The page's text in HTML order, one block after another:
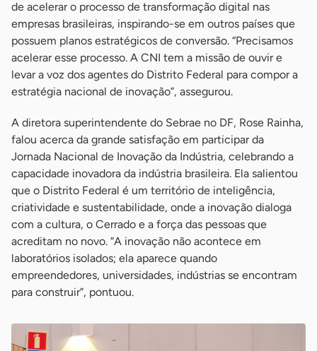
de acelerar o processo de transformação digital nas
empresas brasileiras, inspirando-se em outros países que
possuem planos estratégicos de conversão. “Precisamos
acelerar esse processo. A CNI tem a missão de ouvir e
levar a voz dos agentes do Distrito Federal para compor a
estratégia nacional de inovação”, assegurou.
A diretora superintendente do Sebrae no DF, Rose Rainha,
falou acerca da grande satisfação em participar da
Jornada Nacional de Inovação da Indústria, celebrando a
capacidade inovadora da indústria brasileira. Ela salientou
que o Distrito Federal é um território de inteligência,
criatividade e sustentabilidade, onde a inovação dialoga
com a cultura, o Cerrado e a força das pessoas que
acreditam no novo. “A inovação não acontece em
laboratórios isolados; ela aparece quando
empreendedores, universidades, indústrias se encontram
para construir”, pontuou.